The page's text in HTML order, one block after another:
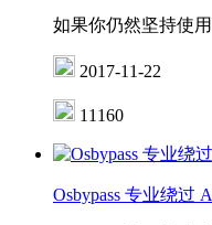
如果你仍然坚持使
2017-11-22
11160
Osbypass 专业绕过